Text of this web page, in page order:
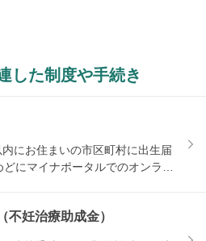
した制度や手続き
にお住まいの市区町村に出生届
にマイナポータルでのオンライ
不妊治療助成金）